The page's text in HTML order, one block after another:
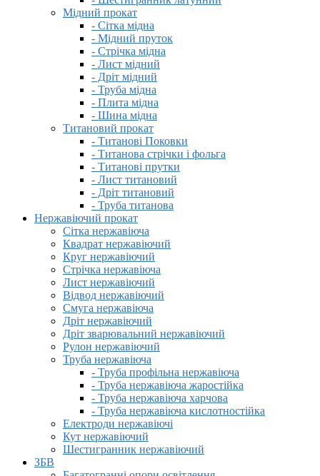
Мідний прокат
- Сітка мідна
- Мідний пруток
- Стрічка мідна
- Лист мідний
- Дріт мідний
- Труба мідна
- Плита мідна
- Шина мідна
Титановий прокат
- Титанові Поковки
- Титанова стрічки і фольга
- Титанові прутки
- Лист титановий
- Дріт титановий
- Труба титанова
Нержавіючий прокат
Сітка нержавіюча
Квадрат нержавіючий
Круг нержавіючий
Стрічка нержавіюча
Лист нержавіючий
Відвод нержавіючий
Смуга нержавіюча
Дріт нержавіючий
Дріт зварювальний нержавіючий
Рулон нержавіючий
Труба нержавіюча
- Труба профільна нержавіюча
- Труба нержавіюча жаростійка
- Труба нержавіюча харчова
- Труба нержавіюча кислотностійка
Електроди нержавіючі
Кут нержавіючий
Шестигранник нержавіючий
ЗБВ